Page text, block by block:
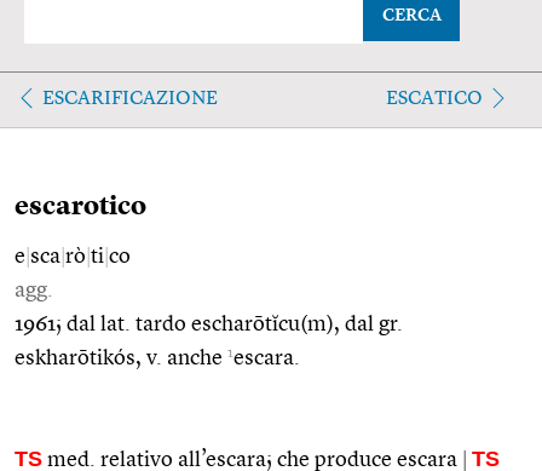
CERCA
ESCARIFICAZIONE ESCATICO
escarotico
e sca rò ti co
agg.
1961; dal lat. tardo escharōtĭcu(m), dal gr.
eskharōtikós, v. anche 1escara.
TS med. relativo all’escara; che produce escara TS